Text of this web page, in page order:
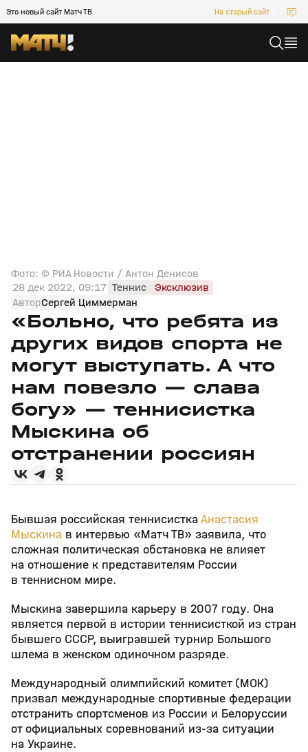
Это новый сайт Матч ТВ На старый сайт
Фото: © РИА Новости / Антон Денисов
28 дек 2022, 09:17 Теннис
Эксклюзив
АвторСергей Циммерман
«Больно, что ребята из
других видов спорта не
могут выступать. А что
нам повезло — слава
богу» — теннисистка
Мыскина об
отстранении россиян
Бывшая российская теннисисткаАнастасия
Мыскина в интервью «Матч ТВ» заявила, что
сложная политическая обстановка не влияет
на отношение к представителям России
в теннисном мире.
Мыскина завершила карьеру в 2007 году. Она
является первой в истории теннисисткой из стран
бывшего СССР, выигравшей турнир Большого
шлема в женском одиночном разряде.
Международный олимпийский комитет (МОК)
призвал международные спортивные федерации
отстранить спортсменов из России и Белоруссии
от официальных соревнований из‑за ситуации
на Украине.